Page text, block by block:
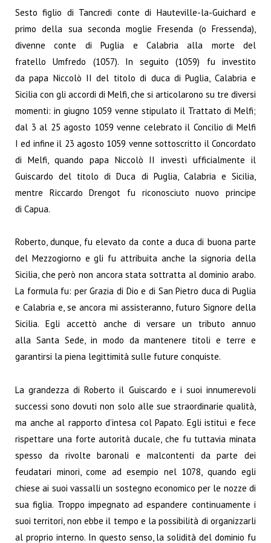
Sesto figlio di Tancredi conte di Hauteville-la-Guichard e
primo della sua seconda moglie Fresenda (o Fressenda),
divenne conte di Puglia e Calabria alla morte del
fratello Umfredo (1057). In seguito (1059) fu investito
da papa Niccolò II del titolo di duca di Puglia, Calabria e
Sicilia con gli accordi di Melfi, che si articolarono su tre diversi
momenti: in giugno 1059 venne stipulato il Trattato di Melfi;
dal 3 al 25 agosto 1059 venne celebrato il Concilio di Melfi
I ed infine il 23 agosto 1059 venne sottoscritto il Concordato
di Melfi, quando papa Niccolò II investì ufficialmente il
Guiscardo del titolo di Duca di Puglia, Calabria e Sicilia,
mentre Riccardo Drengot fu riconosciuto nuovo principe
di Capua.
Roberto, dunque, fu elevato da conte a duca di buona parte
del Mezzogiorno e gli fu attribuita anche la signoria della
Sicilia, che però non ancora stata sottratta al dominio arabo.
La formula fu: per Grazia di Dio e di San Pietro duca di Puglia
e Calabria e, se ancora mi assisteranno, futuro Signore della
Sicilia. Egli accettò anche di versare un tributo annuo
alla Santa Sede, in modo da mantenere titoli e terre e
garantirsi la piena legittimità sulle future conquiste.
La grandezza di Roberto il Guiscardo e i suoi innumerevoli
successi sono dovuti non solo alle sue straordinarie qualità,
ma anche al rapporto d’intesa col Papato. Egli istituì e fece
rispettare una forte autorità ducale, che fu tuttavia minata
spesso da rivolte baronali e malcontenti da parte dei
feudatari minori, come ad esempio nel 1078, quando egli
chiese ai suoi vassalli un sostegno economico per le nozze di
sua figlia. Troppo impegnato ad espandere continuamente i
suoi territori, non ebbe il tempo e la possibilità di organizzarli
al proprio interno. In questo senso, la solidità del dominio fu